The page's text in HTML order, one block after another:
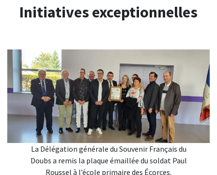
Initiatives exceptionnelles
La Délégation générale du Souvenir Français du
Doubs a remis la plaque émaillée du soldat Paul
Roussel à l’école primaire des Écorces.